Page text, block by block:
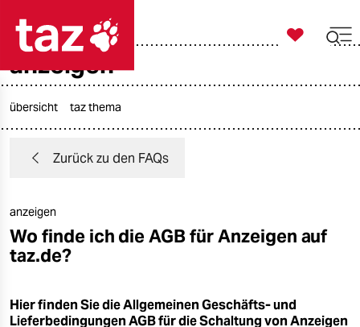
öko
gesellschaft

taz zahl ich
anzeigen
übersicht taz thema
Zurück zu den FAQs
anzeigen
Wo finde ich die AGB für Anzeigen auf
taz.de?
Hier finden Sie die Allgemeinen Geschäfts- und
Lieferbedingungen AGB für die Schaltung von Anzeigen